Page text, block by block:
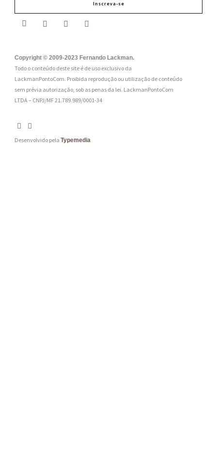
a
:
*
Inscreva-se
Copyright © 2009-2023 Fernando Lackman.
Todo o conteúdo deste site é de uso exclusivo da
LackmanPontoCom. Proibida reprodução ou utilização de conteúdo
sem prévia autorização, sob as penas da lei. LackmanPontoCom
LTDA – CNPJ/MF 21.789.989/0001-34
Desenvolvido pela Typemedia